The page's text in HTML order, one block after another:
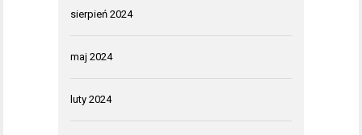
sierpień 2024
maj 2024
luty 2024